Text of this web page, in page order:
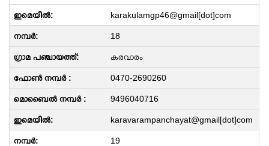
karakulamgp46@gmail[dot]com
18
കരവാരം
0470-2690260
9496040716
karavarampanchayat@gmail[dot]com
19